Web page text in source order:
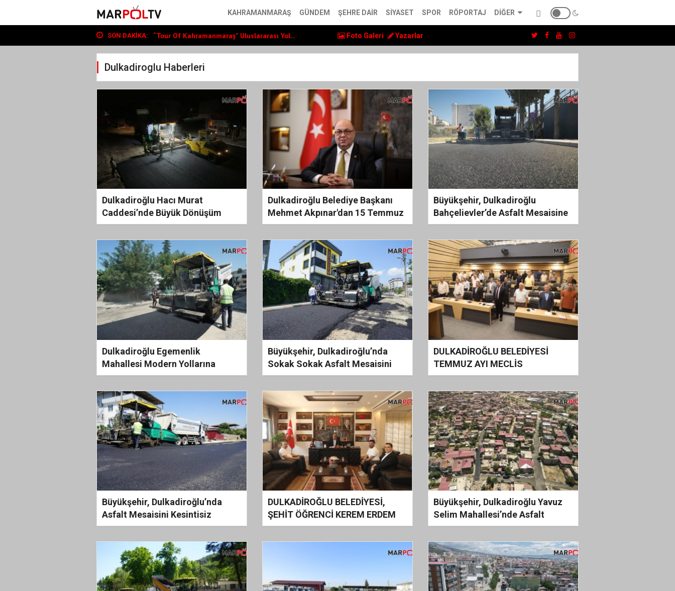
KAHRAMANMARAŞ GÜNDEM ŞEHRE DAIR SIYASET SPOR RÖPORTAJ DIĞER
SON DAKIKA:
Büyükşehir, Andırın’da Yol Yatırımlarını...
“Tour Of Kahramanmaraş” Uluslararası Yol...
Bin Öğrenciye Ücretsiz LGS ve YKS Kursu...
Büyükşehir, Andırın’da Yol Yatırımlarını...
Foto Galeri Yazarlar
Dulkadiroglu Haberleri
Dulkadiroğlu Hacı Murat
Caddesi’nde Büyük Dönüşüm
Başladı
Dulkadiroğlu Belediye Başkanı
Mehmet Akpınar'dan 15 Temmuz
Mesajı: "Bu Millet Vatanına Sahip
Çıkmayı Bilir"
Büyükşehir, Dulkadiroğlu
Bahçelievler’de Asfalt Mesaisine
Başladı
Dulkadiroğlu Egemenlik
Mahallesi Modern Yollarına
Büyükşehir’le Kavuşuyor
Büyükşehir, Dulkadiroğlu’nda
Sokak Sokak Asfalt Mesaisini
Sürdürüyor
DULKADİROĞLU BELEDİYESİ
TEMMUZ AYI MECLİS
TOPLANTISI GERÇEKLEŞTİRİLDİ
Büyükşehir, Dulkadiroğlu’nda
Asfalt Mesaisini Kesintisiz
Sürdürüyor
DULKADİROĞLU BELEDİYESİ,
ŞEHİT ÖĞRENCİ KEREM ERDEM
GÜNGÖR’ÜN İSMİNİ YAŞATACAK
Büyükşehir, Dulkadiroğlu Yavuz
Selim Mahallesi’nde Asfalt
Mesaini Durmaksızın Sürdürüyor